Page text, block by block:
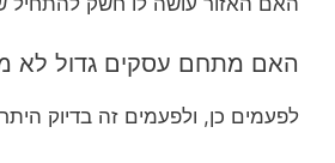
האם מתחם עסקים גדול לא
לפעמים כן, ולפעמים זה בדיוק